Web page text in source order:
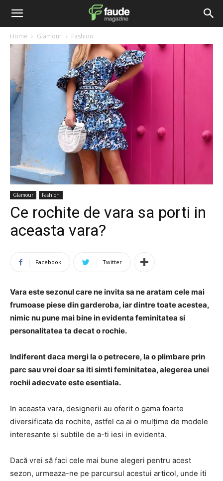
Home Glamour Fashion
Glamour Fashion
Ce rochite de vara sa porti in
aceasta vara?
Facebook Twitter
Vara este sezonul care ne invita sa ne aratam cele mai
frumoase piese din garderoba, iar dintre toate acestea,
nimic nu pune mai bine in evidenta feminitatea si
personalitatea ta decat o rochie.
Indiferent daca mergi la o petrecere, la o plimbare prin
parc sau vrei doar sa iti simti feminitatea, alegerea unei
rochii adecvate este esentiala.
In aceasta vara, designerii au oferit o gama foarte
diversificata de rochite, astfel ca ai o mulțime de modele
interesante și subtile de a-ti iesi in evidenta.
Dacă vrei să faci cele mai bune alegeri pentru acest
sezon, urmeaza-ne pe parcursul acestui articol, unde iti